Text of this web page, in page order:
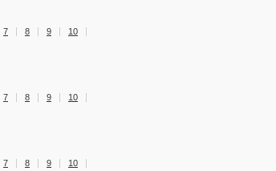
7 8 9
10
7 8 9
10
7 8 9
10